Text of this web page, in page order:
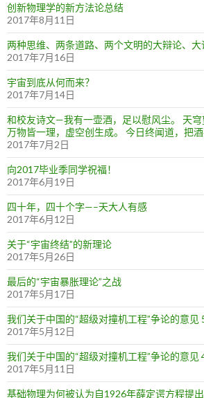
创新物理学的新方法论总结
2017年8月11日
两种思维、两条道路、两个文明的大辩论、
2017年7月16日
宇宙到底从何而来？
2017年7月14日
和校友诗文—我有一壶酒，足以慰风尘。 天穹
万物皆一理，虚空创生成。 今日终闻道，把酒
2017年7月2日
向2017毕业季同学祝福！
2017年6月19日
四十年，四十个字—–天大人有感
2017年6月12日
关于“宇宙终结”的新理论
2017年5月26日
最后的“宇宙暴胀理论”之战
2017年5月17日
我们关于中国的“超级对撞机工程”争论的意见
2017年5月12日
我们关于中国的“超级对撞机工程”争论的意见
2017年5月11日
基础物理为何被认为自1926年薛定谔方程提出